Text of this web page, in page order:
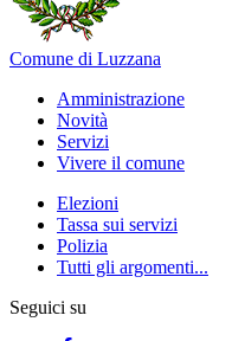
Comune di Luzzana
Amministrazione
Novità
Servizi
Vivere il comune
Elezioni
Tassa sui servizi
Polizia
Tutti gli argomenti...
Seguici su